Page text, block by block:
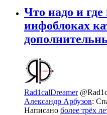
Что надо и где
инфоблоках
Rad1calDreamer
Александр Арбузов:
Написано более трёх